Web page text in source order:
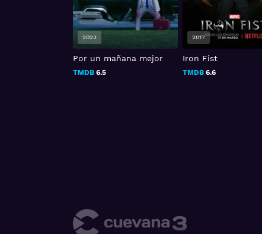
Por un mañana mejor
TMDB 6.5
2023
Iron Fist
TMDB6.6
2017